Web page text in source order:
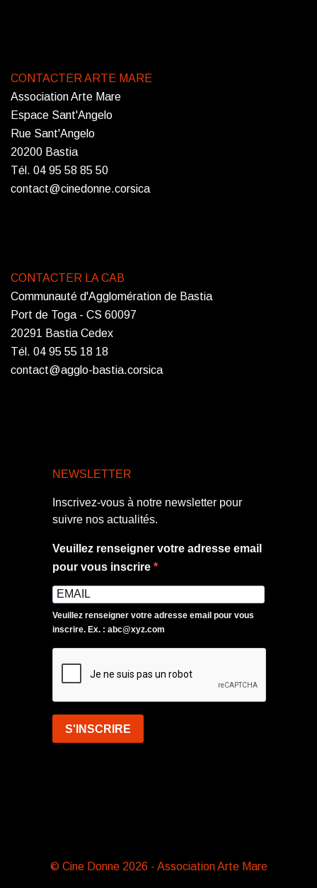
CONTACTER ARTE MARE
Association Arte Mare
Espace Sant'Angelo
Rue Sant'Angelo
20200 Bastia
Tél. 04 95 58 85 50
contact@cinedonne.corsica
CONTACTER LA CAB
Communauté d'Agglomération de Bastia
Port de Toga - CS 60097
20291 Bastia Cedex
Tél. 04 95 55 18 18
contact@agglo-bastia.corsica
NEWSLETTER
Inscrivez-vous à notre newsletter pour
suivre nos actualités.
Veuillez renseigner votre adresse email
pour vous inscrire
Veuillez renseigner votre adresse email pour vous
inscrire. Ex. : abc@xyz.com
S'INSCRIRE
© Cine Donne 2026 - Association Arte Mare